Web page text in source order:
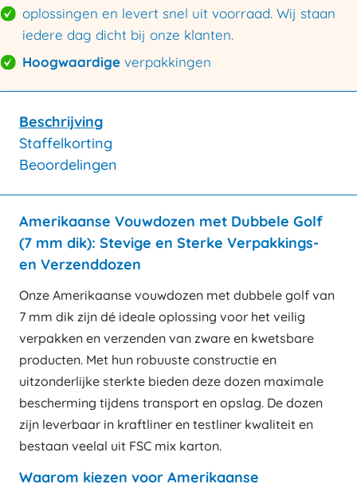
oplossingen en levert snel uit voorraad. Wij staan
iedere dag dicht bij onze klanten.
Hoogwaardige verpakkingen
Beschrijving
Staffelkorting
Beoordelingen
Amerikaanse Vouwdozen met Dubbele Golf
(7 mm dik): Stevige en Sterke Verpakkings-
en Verzenddozen
Onze Amerikaanse vouwdozen met dubbele golf van
7 mm dik zijn dé ideale oplossing voor het veilig
verpakken en verzenden van zware en kwetsbare
producten. Met hun robuuste constructie en
uitzonderlijke sterkte bieden deze dozen maximale
bescherming tijdens transport en opslag. De dozen
zijn leverbaar in kraftliner en testliner kwaliteit en
bestaan veelal uit FSC mix karton.
Waarom kiezen voor Amerikaanse